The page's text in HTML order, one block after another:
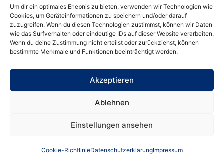
Um dir ein optimales Erlebnis zu bieten, verwenden wir Technologien wie
Cookies, um Geräteinformationen zu speichern und/oder darauf
zuzugreifen. Wenn du diesen Technologien zustimmst, können wir Daten
wie das Surfverhalten oder eindeutige IDs auf dieser Website verarbeiten.
Wenn du deine Zustimmung nicht erteilst oder zurückziehst, können
bestimmte Merkmale und Funktionen beeinträchtigt werden.
Akzeptieren
Ablehnen
Einstellungen ansehen
Cookie-RichtlinieDatenschutzerklärungImpressum
Bonn. Die Steuererklärung Bonn anfertigen
zu lassen, ist sinnvoll, da ein Profi diese
Aufgabe mit Akribie versieht, Sie auch auf
mögliche Steuerersparnisse hinweist. So
sparen Sie sogar in vielen Fällen noch Geld.
ihr lokaler Berater in Rheinbach und Bonn ist
die Instanz, die Sie als kunden ernst nimmt
Vorgängen, Bei einer Firmengründung zum